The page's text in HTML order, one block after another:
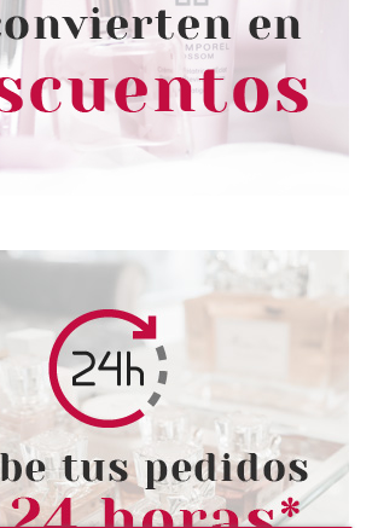
BÁLSAMO DE LABIOS 06
BEFORE YOU COCO
Pvr 2.99€
-14%
desde
2.58€
ESSENCE
ESSENCE ALICE IN
WONDERLAND EXFOLIANTE
LABIAL 10 ML